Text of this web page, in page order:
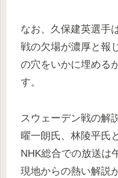
なお、久保建英選手
戦の欠場が濃厚と報
の穴をいかに埋める
す。
スウェーデン戦の解
曜一朗氏、林陵平氏
NHK総合での放送は
現地からの熱い解説